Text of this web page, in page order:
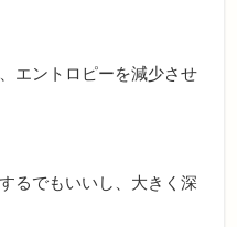
エントロピーを減少させ
るでもいいし、大きく深